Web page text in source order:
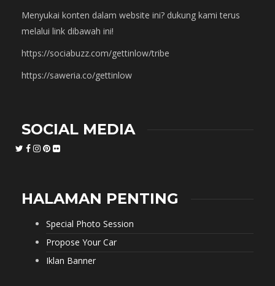
Menyukai konten dalam website ini? dukung kami terus
melalui link dibawah ini!
https://sociabuzz.com/gettinlow/tribe
https://saweria.co/gettinlow
SOCIAL MEDIA
HALAMAN PENTING
Special Photo Session
Propose Your Car
Iklan Banner